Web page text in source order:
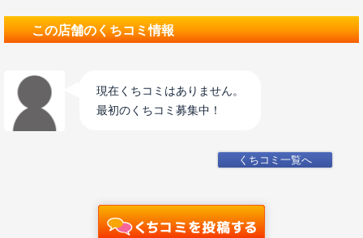
この店舗のくちコミ情報
現在くちコミはありません。
最初のくちコミ募集中！
くちコミ一覧へ